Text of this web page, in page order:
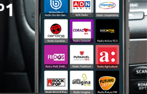
Blog Deportivo